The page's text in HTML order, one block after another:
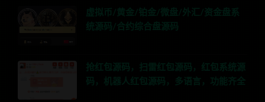
虚拟币/黄金/铂金/微盘/外汇/资金盘系
统源码/合约综合盘源码
抢红包源码，扫雷红包源码，红包系统源
码，机器人红包源码，多语言，功能齐全